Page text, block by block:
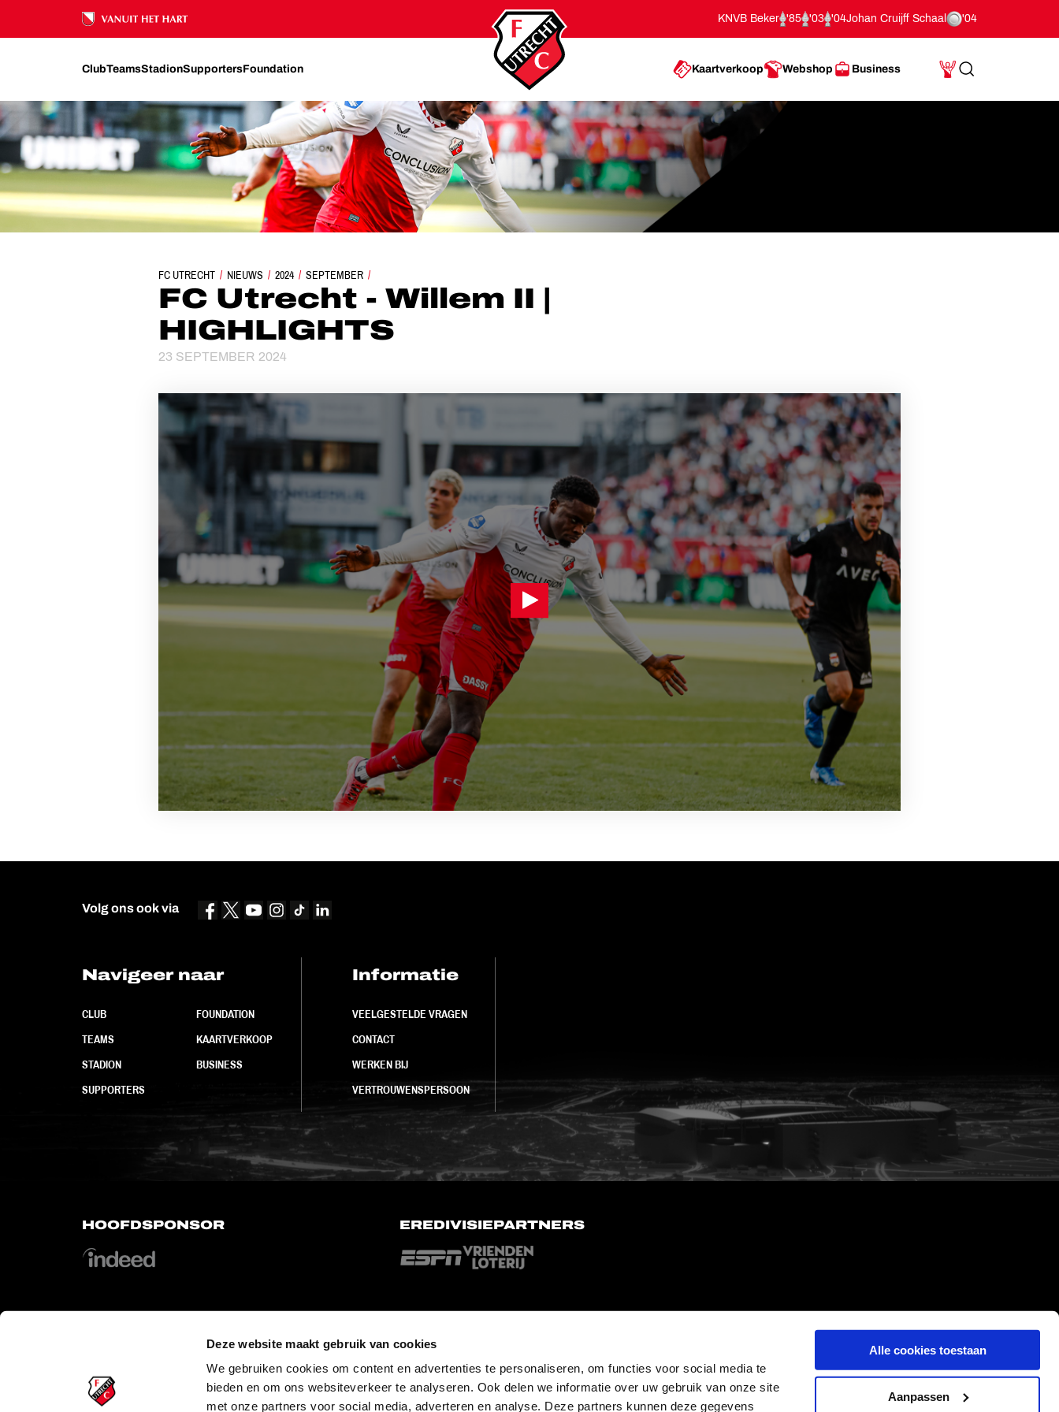
Deze website maakt gebruik van cookies
We gebruiken cookies om content en advertenties te personaliseren, om functies voor social media te
bieden en om ons websiteverkeer te analyseren. Ook delen we informatie over uw gebruik van onze site
met onze partners voor social media, adverteren en analyse. Deze partners kunnen deze gegevens
Alle cookies toestaan
Aanpassen
Ons nalatenschap
KNVB Beker '85 '03 '04Johan Cruijff Schaal '04
ClubTeamsStadionSupportersFoundation Kaartverkoop Webshop Business
Mijn Account
Search
FC UTRECHT NIEUWS 2024 SEPTEMBER
FC UTRECHT - WILLEM II | HIGHLIGHTS
FC Utrecht - Willem II |
HIGHLIGHTS
23 SEPTEMBER 2024
Volg ons ook via
Navigeer naar
CLUB
TEAMS
STADION
SUPPORTERS
FOUNDATION
KAARTVERKOOP
BUSINESS
Informatie
VEELGESTELDE VRAGEN
CONTACT
WERKEN BIJ
VERTROUWENSPERSOON
HOOFDSPONSOR EREDIVISIEPARTNERS
OFFICIAL PARTNERS